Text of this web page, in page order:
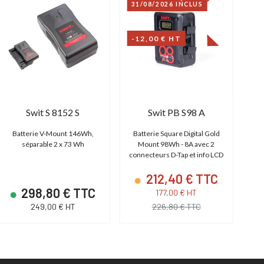
Swit S 8152 S
Batterie V-Mount 146Wh,
séparable 2 x 73 Wh
298,80 € TTC
249,00 € HT
31/08/2026 INCLUS
-12,00 € HT
Swit PB S98 A
Batterie Square Digital Gold
Mount 98Wh - 8A avec 2
connecteurs D-Tap et info LCD
212,40 € TTC
177,00 € HT
226,80 € TTC